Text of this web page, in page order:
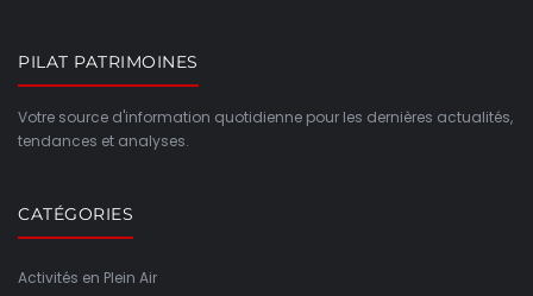
PILAT PATRIMOINES
Votre source d'information quotidienne pour les dernières actualités,
tendances et analyses.
CATÉGORIES
Activités en Plein Air